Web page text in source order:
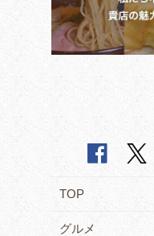
TOP
グルメ